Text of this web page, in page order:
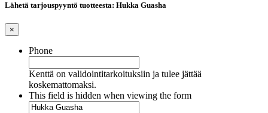
Lähetä tarjouspyyntö tuotteesta: Hukka Guasha
×
Phone
Kenttä on validointitarkoituksiin ja tulee jättää
koskemattomaksi.
This field is hidden when viewing the form